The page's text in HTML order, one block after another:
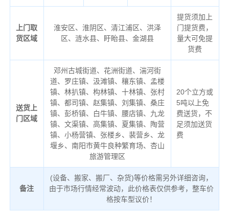
上门取
货区域
淮安区、淮阴区、清江浦区、洪泽
区、涟水县、盱眙县、金湖县
提货须加上
门提货费，
量大可免提
货费
送货上
门区域
邓州古城街道、花洲街道、湍河街
道、罗庄镇、汲滩镇、穰东镇、孟楼
镇、林扒镇、构林镇、十林镇、张村
镇、都司镇、赵集镇、刘集镇、桑庄
镇、彭桥镇、白牛镇、腰店镇、九龙
镇、文渠镇、高集镇、夏集镇、陶营
镇、小杨营镇、张楼乡、裴营乡、龙
堰乡、南阳市黄牛良种繁育场、杏山
旅游管理区
20个立方或
5吨以上免
费送货，不
足须加送货
费
备注
(设备、搬家、搬厂、杂货)等价格需另外详细咨询，
由于市场行情经常波动，此价格表仅供参考，整车价
格按车型议价！